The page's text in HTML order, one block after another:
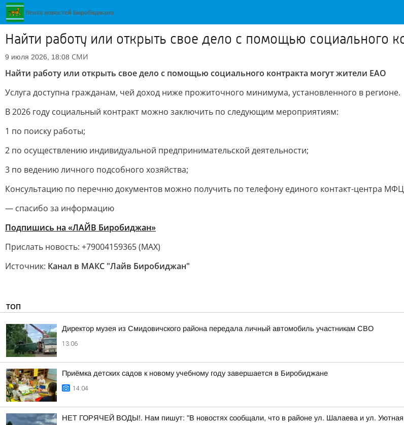
Найти работу или открыть свое дело с помощью социального
9 июля 2026, 18:08 СМИ
Найти работу или открыть свое дело с помощью социального контракта могут жители ЕАО
Услуга доступна гражданам, чей доход ниже прожиточного минимума, установленного в регионе.
В 2026 году социальный контракт можно заключить по следующим мероприятиям:
1 по поиску работы;
2 по осуществлению индивидуальной предпринимательской деятельности;
3 по ведению личного подсобного хозяйства;
Консультацию по перечню документов можно получить по телефону единого контакт-центра
— спасибо за информацию
Подпишись на «ЛАЙВ Биробиджан»
Прислать новость: +79004159365 (МАХ)
Источник: Канал в МАКС "Лайв Биробиджан"
ТОП
Директор музея из Смидовичского района передала личный автомобиль участникам СВО
13:06
Приёмка детских садов к новому учебному году завершается в Биробиджане
14:04
НЕТ ГОРЯЧЕЙ ВОДЫ!. Нам пишут: "В новостях сообщали, что в районе ул. Шалаева и ул. Уютная